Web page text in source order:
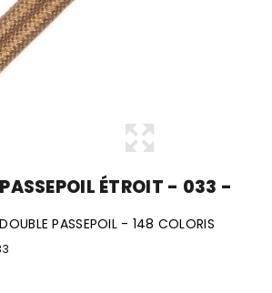
ÉTROIT - 033 -
PASSEPOIL - 148 COLORIS